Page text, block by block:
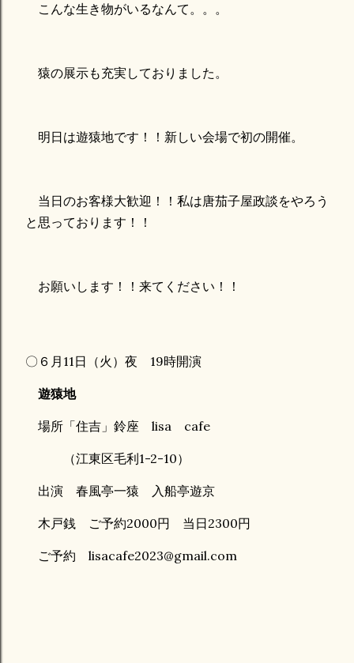
こんな生き物がいるなんて。。。
猿の展示も充実しておりました。
明日は遊猿地です！！新しい会場で初の開催。
当日のお客様大歓迎！！私は唐茄子屋政談をやろう
と思っております！！
お願いします！！来てください！！
〇６月11日（火）夜 19時開演
遊猿地
場所「住吉」鈴座 lisa cafe
（江東区毛利1-2-10）
出演 春風亭一猿 入船亭遊京
木戸銭 ご予約2000円 当日2300円
ご予約 lisacafe2023@gmail.com